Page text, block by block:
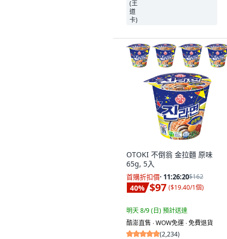
OTOKI 不倒翁 金拉麵 原味
65g, 5入
首購折扣價· 11:26:19$162
40% $97 ($19.40/1個)
明天 8/9 (日)預計送達
酷澎直售 ∙ WOW免運 ∙ 免費退貨
(2,234)